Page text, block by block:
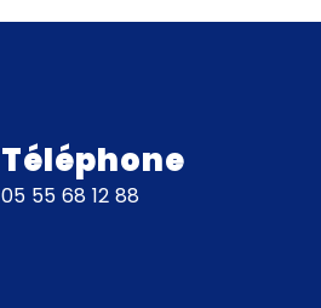
Téléphone
05 55 68 12 88